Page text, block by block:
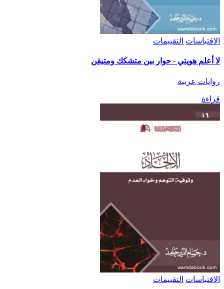
الاقتباسات التقييمات
لا أعلم هويتي - حوار بين متشكك ومتيقن
روايات عربية
قراءة
الاقتباسات التقييمات